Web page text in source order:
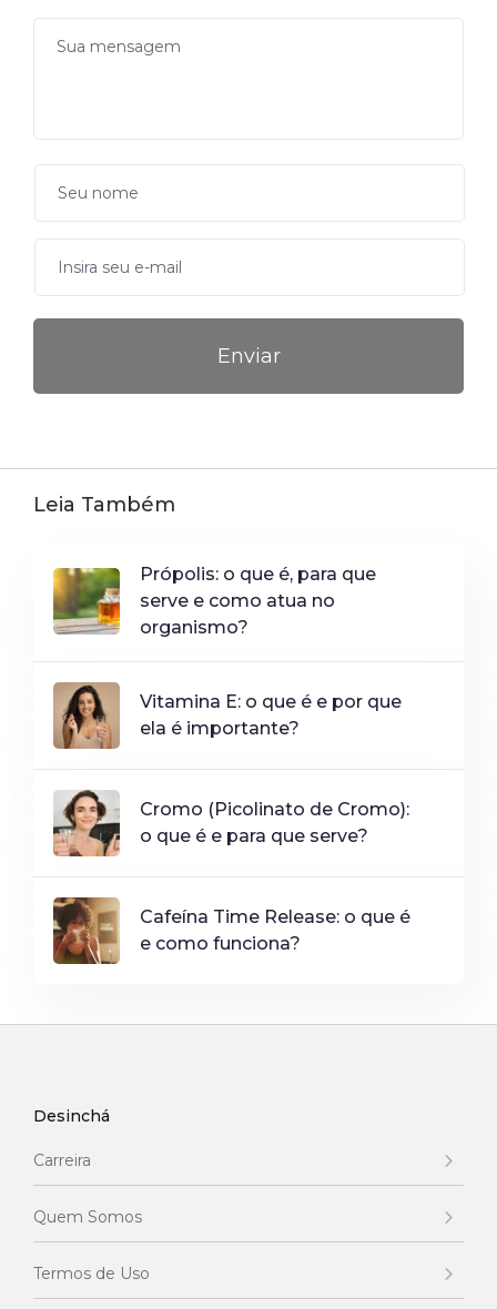
Leia Também
Própolis: o que é, para que
serve e como atua no
organismo?
Vitamina E: o que é e por que
ela é importante?
Cromo (Picolinato de Cromo):
o que é e para que serve?
Cafeína Time Release: o que é
e como funciona?
Desinchá
Carreira
Quem Somos
Termos de Uso